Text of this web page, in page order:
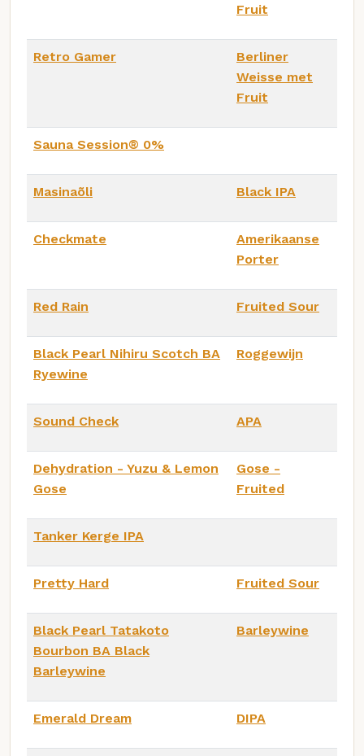
Fruit
Retro Gamer
Berliner
Weisse met
Fruit
Sauna Session®️ 0%
Masinaõli Black IPA
Checkmate
Amerikaanse
Porter
Red Rain Fruited Sour
Black Pearl Nihiru Scotch BA
Ryewine
Roggewijn
Sound Check APA
Dehydration - Yuzu & Lemon
Gose
Gose -
Fruited
Tanker Kerge IPA
Pretty Hard Fruited Sour
Black Pearl Tatakoto
Bourbon BA Black
Barleywine
Barleywine
Emerald Dream DIPA